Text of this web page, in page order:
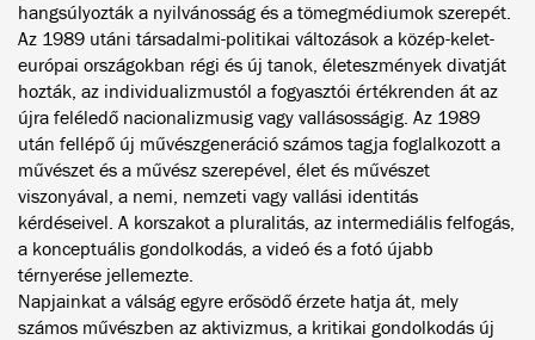
hangsúlyozták a nyilvánosság és a tömegmédiumok szerepét.
Az 1989 utáni társadalmi-politikai változások a közép-kelet-
európai országokban régi és új tanok, életeszmények divatját
hozták, az individualizmustól a fogyasztói értékrenden át az
újra feléledő nacionalizmusig vagy vallásosságig. Az 1989
után fellépő új művészgeneráció számos tagja foglalkozott a
művészet és a művész szerepével, élet és művészet
viszonyával, a nemi, nemzeti vagy vallási identitás
kérdéseivel. A korszakot a pluralitás, az intermediális felfogás,
a konceptuális gondolkodás, a videó és a fotó újabb
térnyerése jellemezte.
Napjainkat a válság egyre erősödő érzete hatja át, mely
számos művészben az aktivizmus, a kritikai gondolkodás új